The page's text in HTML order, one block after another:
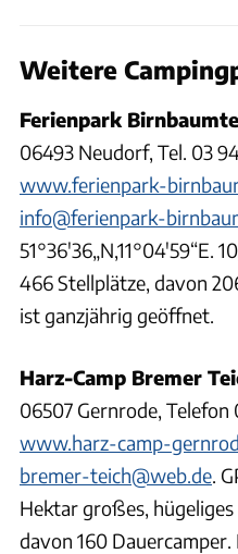
Weitere
Ferienpark
06493 Neudorf, Tel. 03
www.ferienpark-
info@ferienpark-
51°36'36„N,11°04'59“E.
466 Stellplätze, davon
ist ganzjährig geöffnet.
Harz-Camp Bremer
06507 Gernrode, Telefon
www.harz-camp-
bremer-teich@web.de .
Hektar großes, hügeliges
davon 160